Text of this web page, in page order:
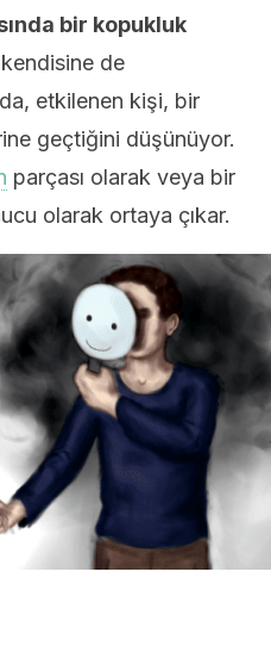
bir kopukluk
de
etkilenen kişi, bir
geçtiğini düşünüyor.
parçası olarak veya bir
olarak ortaya çıkar.